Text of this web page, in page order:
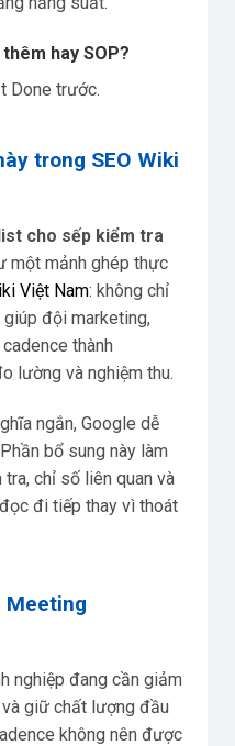
hay SOP?
Done trước.
trong SEO Wiki
cho sếp kiểm tra
một mảnh ghép thực
Việt Nam: không chỉ
giúp đội marketing,
thành
lường và nghiệm thu.
ngắn, Google dễ
bổ sung này làm
chỉ số liên quan và
đi tiếp thay vì thoát
Meeting
nghiệp đang cần giảm
giữ chất lượng đầu
không nên được